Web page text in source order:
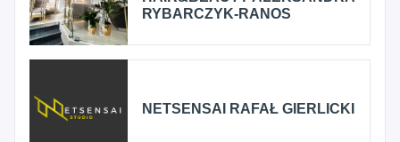
RYBARCZYK-RANOS
NETSENSAI RAFAŁ GIERLICKI